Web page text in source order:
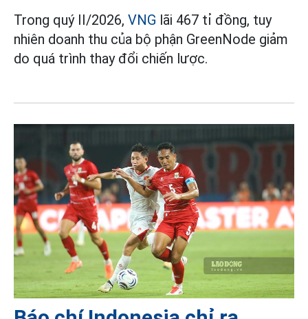
Trong quý II/2026, VNG lãi 467 tỉ đồng, tuy
nhiên doanh thu của bộ phận GreenNode giảm
do quá trình thay đổi chiến lược.